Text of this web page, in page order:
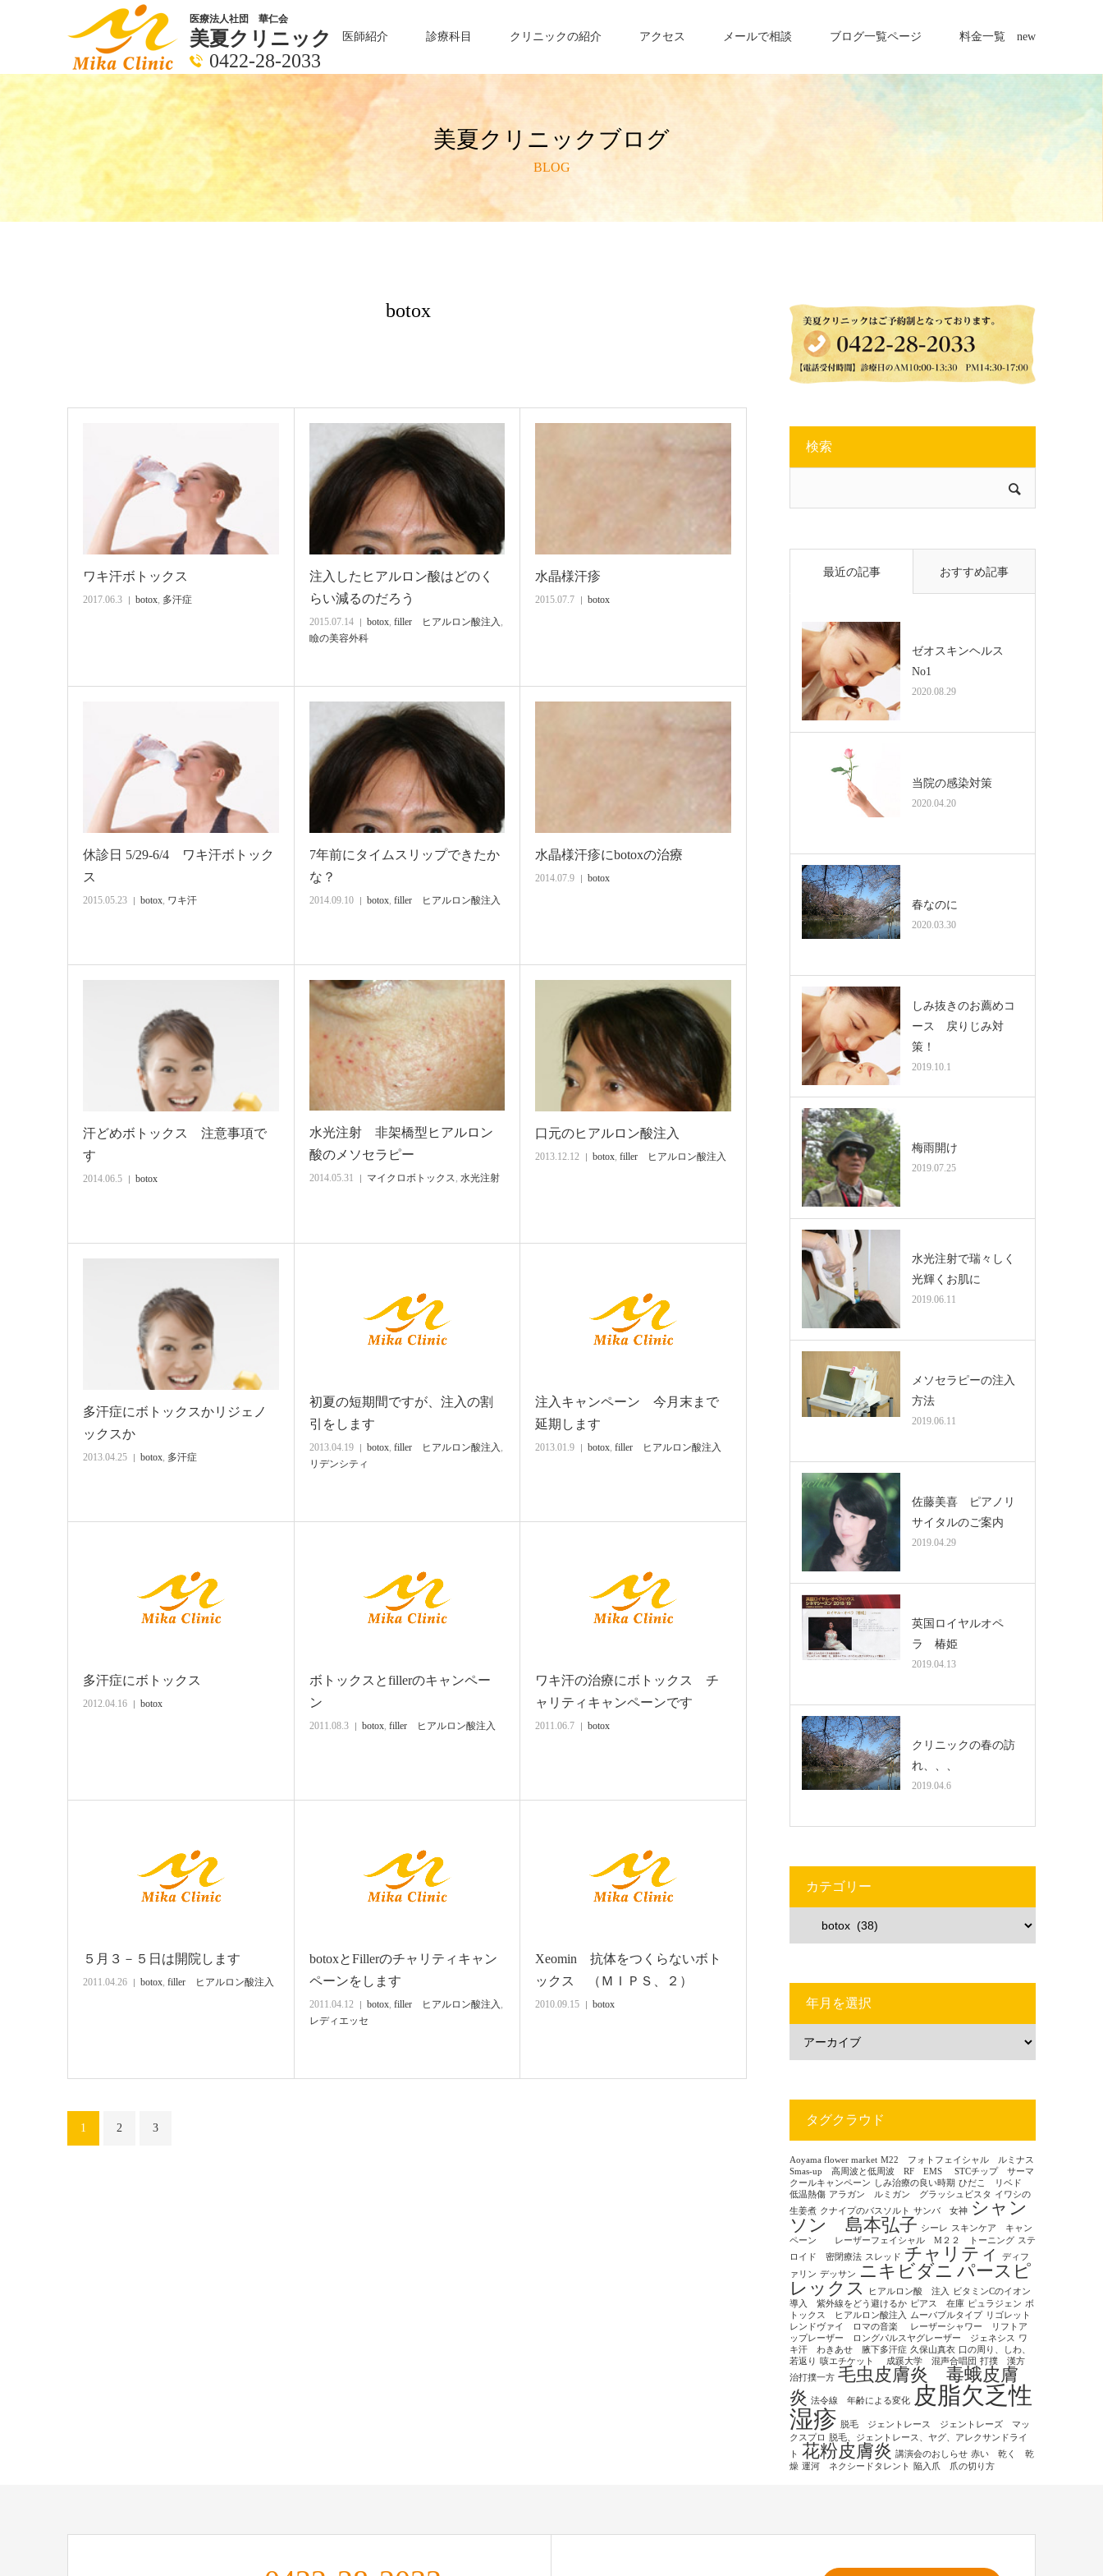
医療法人社団 華仁会
美夏クリニック
0422-28-2033
医師紹介 診療科目 クリニックの紹介 アクセス メールで相談 ブログ一覧ページ 料金一覧 new
美夏クリニックブログ
BLOG
botox
ワキ汗ボトックス
2017.06.3 botox, 多汗症
注入したヒアルロン酸はどのく
らい減るのだろう
2015.07.14 botox, filler ヒアルロン酸注入 ,
瞼の美容外科
水晶様汗疹
2015.07.7 botox
休診日 5/29-6/4 ワキ汗ボトック
ス
2015.05.23 botox, ワキ汗
7年前にタイムスリップできたか
な？
2014.09.10 botox, filler ヒアルロン酸注入
水晶様汗疹にbotoxの治療
2014.07.9 botox
汗どめボトックス 注意事項で
す
2014.06.5 botox
水光注射 非架橋型ヒアルロン
酸のメソセラピー
2014.05.31 マイクロボトックス 水光注射
口元のヒアルロン酸注入
2013.12.12 botox,filler ヒアルロン酸注入
多汗症にボトックスかリジェノ
ックスか
2013.04.25 botox, 多汗症
初夏の短期間ですが、注入の割
引をします
2013.04.19 botox, filler ヒアルロン酸注入
リデンシティ
注入キャンペーン 今月末まで
延期します
2013.01.9 botox ,filler ヒアルロン酸注入
多汗症にボトックス
2012.04.16 botox
ボトックスとfillerのキャンペー
ン
2011.08.3 botox, filler ヒアルロン酸注入
ワキ汗の治療にボトックス チ
ャリティキャンペーンです
2011.06.7 botox
５月３－５日は開院します
2011.04.26 botox filler ヒアルロン酸注入
botoxとFillerのチャリティキャン
ペーンをします
2011.04.12 botox, filler ヒアルロン酸注入
レディエッセ
Xeomin 抗体をつくらないボト
ックス （ＭＩＰＳ、２）
2010.09.15 botox
1 2 3
検索
最近の記事 おすすめ記事
ゼオスキンヘルス
No1
2020.08.29
当院の感染対策
2020.04.20
春なのに
2020.03.30
しみ抜きのお薦めコ
ース 戻りじみ対
策！
2019.10.1
梅雨開け
2019.07.25
水光注射で瑞々しく
光輝くお肌に
2019.06.11
メソセラピーの注入
方法
2019.06.11
佐藤美喜 ピアノリ
サイタルのご案内
2019.04.29
英国ロイヤルオペ
ラ 椿姫
2019.04.13
クリニックの春の訪
れ、、、
2019.04.6
カテゴリー
年月を選択
タグクラウド
Aoyama flower market M22 フォトフェイシャル ルミナス
Smas-up 高周波と低周波 RF EMS
STCチップ サーマ
クールキャンペーン
しみ治療の良い時期 ひだこ リベド
低温熱傷 アラガン ルミガン グラッシュビスタ
イワシの
生姜煮 クナイプのバスソルト サンバ 女神 シャン
ソン 島本弘子 シーレ スキンケア キャン
ペーン レーザーフェイシャル M２２ トーニング ステ
ロイド 密閉療法 スレッド チャリティ
ディフ
ァリン デッサン ニキビダニ パースピ
レックス
ヒアルロン酸 注入
ビタミンCのイオン
導入 紫外線をどう避けるか ピアス 在庫 ピュラジェン ボ
トックス ヒアルロン酸注入 ムーバブルタイプ リゴレット
レンドヴァイ ロマの音楽
レーザーシャワー リフトア
ップレーザー ロングパルスヤグレーザー ジェネシス ワ
キ汗 わきあせ 腋下多汗症 久保山真衣 口の周り、しわ、
若返り 咳エチケット 成蹊大学 混声合唱団 打撲 漢方
治打撲一方 毛虫皮膚炎 毒蛾皮膚
炎 法令線 年齢による変化
皮脂欠乏性
湿疹
脱毛 ジェントレース ジェントレーズ マッ
クスプロ
脱毛、ジェントレース、ヤグ、アレクサンドライ
ト 花粉皮膚炎 講演会のおしらせ 赤い 乾く 乾
燥 運河 ネクシードタレント 陥入爪 爪の切り方